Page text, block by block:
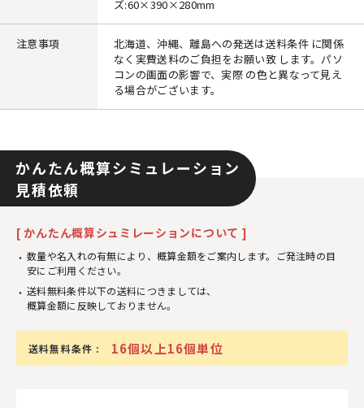
ズ:60×390×280mm
注意事項
北海道、沖縄、離島への発送は送料条件 に関係
なく実費送料のご負担をお願い致 します。パソ
コンの画面の影響で、実際 の色と異なって見え
る場合がございます。
かんたん概算シミュレーション
見積依頼
[ かんたん概算シュミレーションについて ]
数量や名入れの有無により、概算金額をご案内します。ご発注時の目
安にご利用ください。
送料無料条件以下の送料につきましては、
概算金額に反映しておりません。
送料無料条件 : 16個以上16個単位